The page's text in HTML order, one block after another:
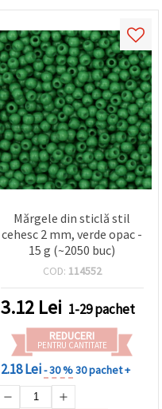
Mărgele din sticlă stil
cehesc 2 mm, verde opac -
15 g (~2050 buc)
COD: 114552
3.12 Lei 1-29 pachet
REDUCERI
PENTRU CANTITATE
2.18 Lei- 30 %30 pachet +